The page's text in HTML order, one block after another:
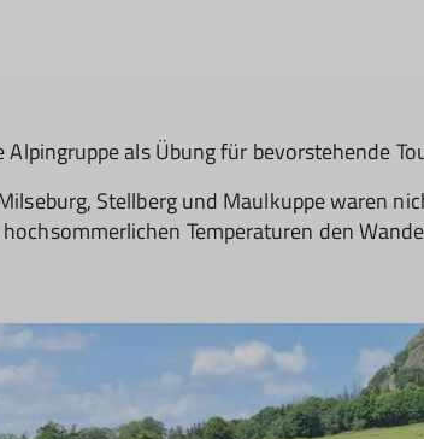
als Übung für bevorstehende
Stellberg und Maulkuppe waren
Temperaturen den